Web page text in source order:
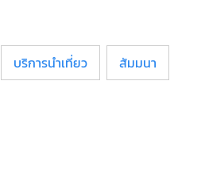
บริการนำเที่ยว สัมมนา